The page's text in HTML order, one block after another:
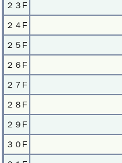
２３F
２４F
２５F
２６F
２７F
２８F
２９F
３０F